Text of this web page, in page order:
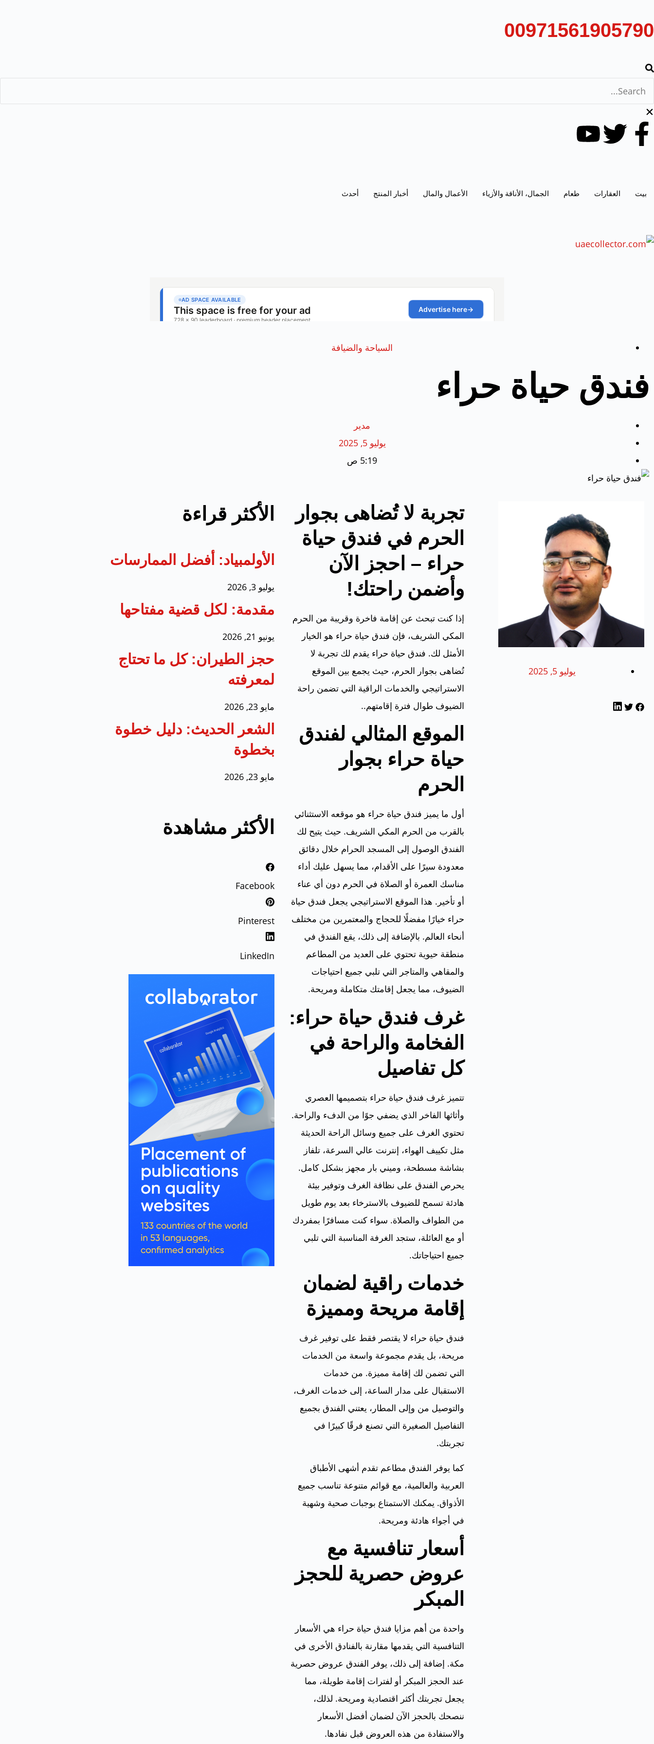
00971561905790
بيت العقارات طعام الجمال، الأناقة والأزياء الأعمال والمال أخبار المنتج أحدث
السياحة والضيافة
فندق حياة حراء
مدير
يوليو 5, 2025
5:19 ص
يوليو 5, 2025
تجربة لا تُضاهى بجوار
الحرم في فندق حياة
حراء – احجز الآن
وأضمن راحتك!
إذا كنت تبحث عن إقامة فاخرة وقريبة من الحرم
المكي الشريف، فإن فندق حياة حراء هو الخيار
الأمثل لك. فندق حياة حراء يقدم لك تجربة لا
تُضاهى بجوار الحرم، حيث يجمع بين الموقع
الاستراتيجي والخدمات الراقية التي تضمن راحة
الضيوف طوال فترة إقامتهم..
الموقع المثالي لفندق
حياة حراء بجوار
الحرم
أول ما يميز فندق حياة حراء هو موقعه الاستثنائي
بالقرب من الحرم المكي الشريف. حيث يتيح لك
الفندق الوصول إلى المسجد الحرام خلال دقائق
معدودة سيرًا على الأقدام، مما يسهل عليك أداء
مناسك العمرة أو الصلاة في الحرم دون أي عناء
أو تأخير. هذا الموقع الاستراتيجي يجعل فندق حياة
حراء خيارًا مفضلًا للحجاج والمعتمرين من مختلف
أنحاء العالم. بالإضافة إلى ذلك، يقع الفندق في
منطقة حيوية تحتوي على العديد من المطاعم
والمقاهي والمتاجر التي تلبي جميع احتياجات
الضيوف، مما يجعل إقامتك متكاملة ومريحة.
غرف فندق حياة حراء:
الفخامة والراحة في
كل تفاصيل
تتميز غرف فندق حياة حراء بتصميمها العصري
وأثاثها الفاخر الذي يضفي جوًا من الدفء والراحة.
تحتوي الغرف على جميع وسائل الراحة الحديثة
مثل تكييف الهواء، إنترنت عالي السرعة، تلفاز
بشاشة مسطحة، وميني بار مجهز بشكل كامل.
يحرص الفندق على نظافة الغرف وتوفير بيئة
هادئة تسمح للضيوف بالاسترخاء بعد يوم طويل
من الطواف والصلاة. سواء كنت مسافرًا بمفردك
أو مع العائلة، ستجد الغرفة المناسبة التي تلبي
جميع احتياجاتك.
خدمات راقية لضمان
إقامة مريحة ومميزة
فندق حياة حراء لا يقتصر فقط على توفير غرف
مريحة، بل يقدم مجموعة واسعة من الخدمات
التي تضمن لك إقامة مميزة. من خدمات
الاستقبال على مدار الساعة، إلى خدمات الغرف،
والتوصيل من وإلى المطار، يعتني الفندق بجميع
التفاصيل الصغيرة التي تصنع فرقًا كبيرًا في
تجربتك.
كما يوفر الفندق مطاعم تقدم أشهى الأطباق
العربية والعالمية، مع قوائم متنوعة تناسب جميع
الأذواق. يمكنك الاستمتاع بوجبات صحية وشهية
في أجواء هادئة ومريحة.
أسعار تنافسية مع
عروض حصرية للحجز
المبكر
واحدة من أهم مزايا فندق حياة حراء هي الأسعار
التنافسية التي يقدمها مقارنة بالفنادق الأخرى في
مكة. إضافة إلى ذلك، يوفر الفندق عروض حصرية
عند الحجز المبكر أو لفترات إقامة طويلة، مما
يجعل تجربتك أكثر اقتصادية ومريحة. لذلك،
ننصحك بالحجز الآن لضمان أفضل الأسعار
والاستفادة من هذه العروض قبل نفادها.
الأكثر قراءة
الأولمبياد: أفضل الممارسات
يوليو 3, 2026
مقدمة: لكل قضية مفتاحها
يونيو 21, 2026
حجز الطيران: كل ما تحتاج
لمعرفته
مايو 23, 2026
الشعر الحديث: دليل خطوة
بخطوة
مايو 23, 2026
الأكثر مشاهدة
Facebook
Pinterest
LinkedIn